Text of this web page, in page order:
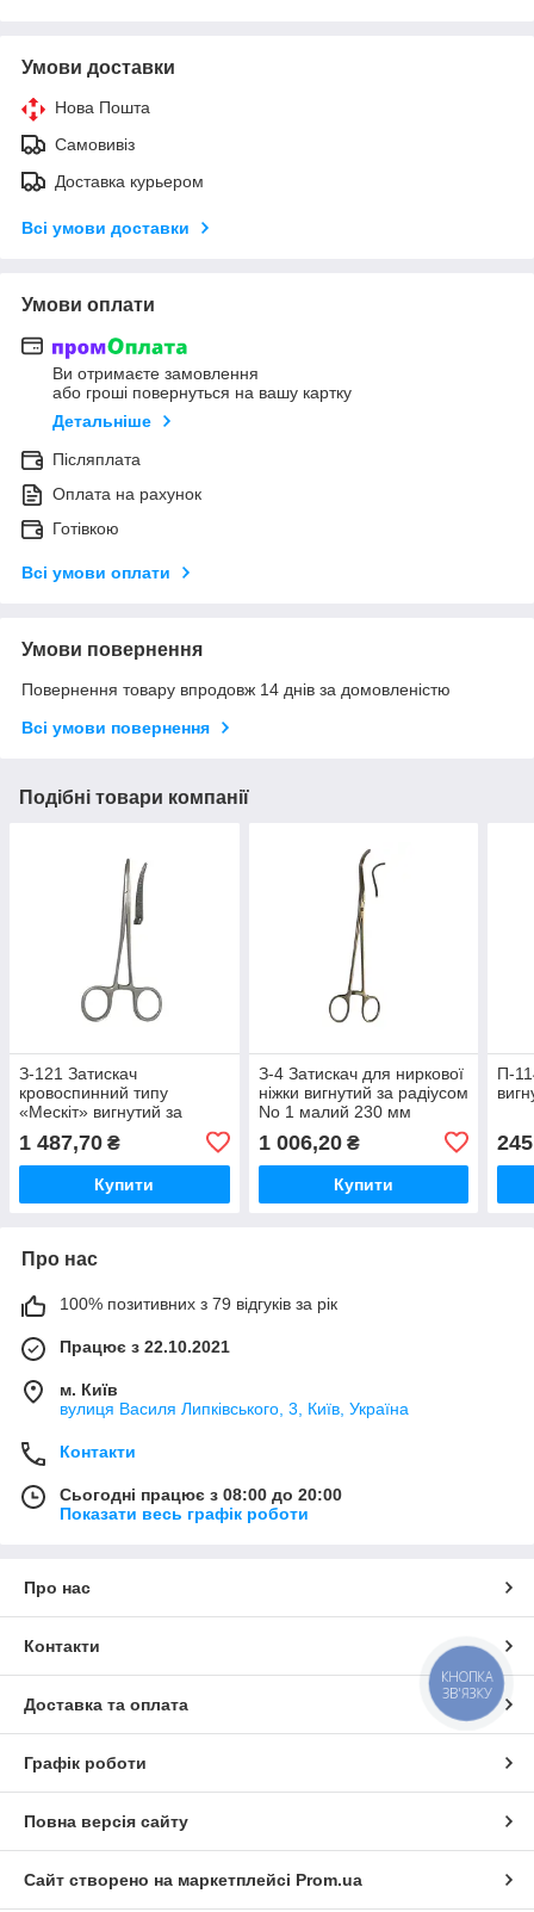
Умови доставки
Нова Пошта
Самовивіз
Доставка курьером
Всі умови доставки
Умови оплати
Ви отримаєте замовлення
або гроші повернуться на вашу картку
Детальніше
Післяплата
Оплата на рахунок
Готівкою
Всі умови оплати
Умови повернення
Повернення товару впродовж 14 днів за домовленістю
Всі умови повернення
Подібні товари компанії
З-121 Затискач
кровоспинний типу
«Мескіт» вигнутий за
новонароджених і дітей
раннього віку) 125 мм
1 487,70 ₴
Купити
З-4 Затискач для ниркової
ніжки вигнутий за радіусом
No 1 малий 230 мм
1 006,20₴
Купити
П-
Про нас
100% позитивних з 79 відгуків за рік
Працює з 22.10.2021
м. Київ
вулиця Василя Липківського, 3, Київ, Україна
Контакти
Сьогодні працює з 08:00 до 20:00
Показати весь графік роботи
Про нас
Контакти
Доставка та оплата
Графік роботи
Повна версія сайту
Сайт створено на маркетплейсі Prom.ua
КНОПКА
ЗВ'ЯЗКУ